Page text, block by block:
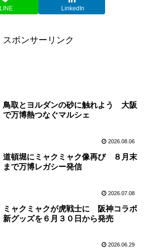
LINE LinkedIn
スポンサーリンク
鳥取とヨルダンの砂に触れよう 大阪
で万博熱つなぐマルシェ
2026.08.06
道頓堀にミャクミャク像再び ８月末
まで万博レガシー発信
2026.07.08
ミャクミャクが虎戦士に 阪神コラボ
新グッズを６月３０日から発売
2026.06.29